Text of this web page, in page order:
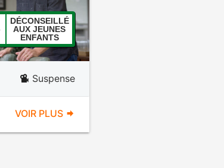
DÉCONSEILLÉ
AUX JEUNES
ENFANTS
Suspense
VOIR PLUS